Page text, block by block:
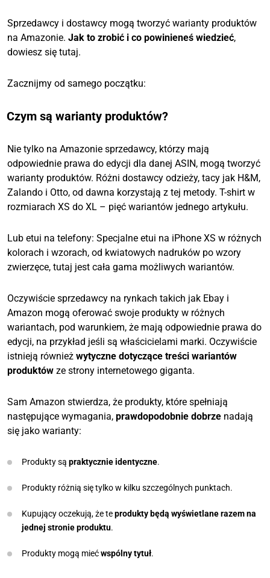
Sprzedawcy i dostawcy mogą tworzyć warianty produktów
na Amazonie. Jak to zrobić i co powinieneś wiedzieć,
dowiesz się tutaj.
Zacznijmy od samego początku:
Czym są warianty produktów?
Nie tylko na Amazonie sprzedawcy, którzy mają
odpowiednie prawa do edycji dla danej ASIN, mogą tworzyć
warianty produktów. Różni dostawcy odzieży, tacy jak H&M,
Zalando i Otto, od dawna korzystają z tej metody. T-shirt w
rozmiarach XS do XL – pięć wariantów jednego artykułu.
Lub etui na telefony: Specjalne etui na iPhone XS w różnych
kolorach i wzorach, od kwiatowych nadruków po wzory
zwierzęce, tutaj jest cała gama możliwych wariantów.
Oczywiście sprzedawcy na rynkach takich jak Ebay i
Amazon mogą oferować swoje produkty w różnych
wariantach, pod warunkiem, że mają odpowiednie prawa do
edycji, na przykład jeśli są właścicielami marki. Oczywiście
istnieją również wytyczne dotyczące treści wariantów
produktów ze strony internetowego giganta.
Sam Amazon stwierdza, że produkty, które spełniają
następujące wymagania, prawdopodobnie dobrze nadają
się jako warianty:
Produkty są praktycznieidentyczne.
Produkty różnią się tylko w kilku szczególnych punktach.
Kupujący oczekują, że teprodukty będą wyświetlane razem na
jednej stronie produktu.
Produkty mogą miećwspólny tytuł.